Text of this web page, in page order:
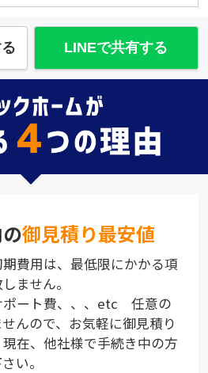
LINEで共有する
御見積り最安値
費用は、最低限にかかる項
ません。
ート費、、、etc 任意の
んので、お気軽に御見積り
在、他社様で手続き中の方
い。